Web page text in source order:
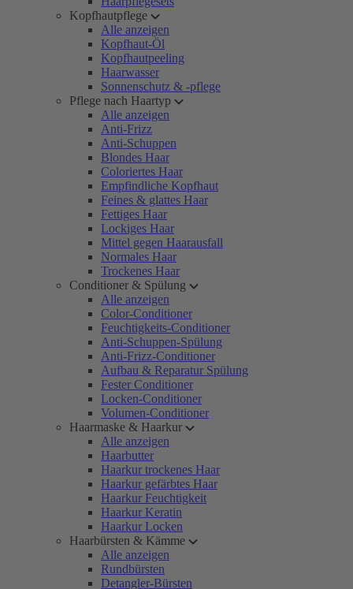
Kopfhautpflege
Alle anzeigen
Kopfhaut-Öl
Kopfhautpeeling
Haarwasser
Sonnenschutz & -pflege
Pflege nach Haartyp
Alle anzeigen
Anti-Frizz
Anti-Schuppen
Blondes Haar
Coloriertes Haar
Empfindliche Kopfhaut
Feines & glattes Haar
Fettiges Haar
Lockiges Haar
Mittel gegen Haarausfall
Normales Haar
Trockenes Haar
Conditioner & Spülung
Alle anzeigen
Color-Conditioner
Feuchtigkeits-Conditioner
Anti-Schuppen-Spülung
Anti-Frizz-Conditioner
Aufbau & Reparatur Spülung
Fester Conditioner
Locken-Conditioner
Volumen-Conditioner
Haarmaske & Haarkur
Alle anzeigen
Haarbutter
Haarkur trockenes Haar
Haarkur gefärbtes Haar
Haarkur Feuchtigkeit
Haarkur Keratin
Haarkur Locken
Haarbürsten & Kämme
Alle anzeigen
Rundbürsten
Detangler-Bürsten